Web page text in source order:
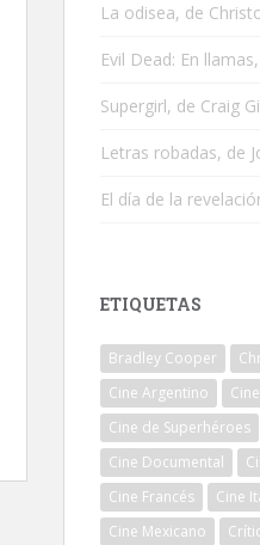
La odisea, de
Evil Dead: En
Supergirl, de Craig
Letras robadas, de
El día de la
ETIQUETAS
Bradley Cooper
Cine Argentino
Cine de Superhéroes
Cine Documental
Cine Francés
Cine
Cine Mexicano